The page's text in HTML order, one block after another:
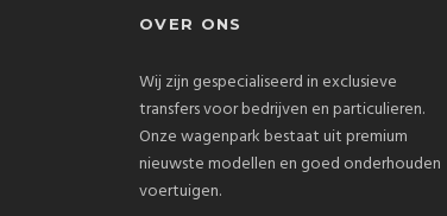
OVER ONS
Wij zijn gespecialiseerd in exclusieve
transfers voor bedrijven en particulieren.
Onze wagenpark bestaat uit premium
nieuwste modellen en goed onderhouden
voertuigen.